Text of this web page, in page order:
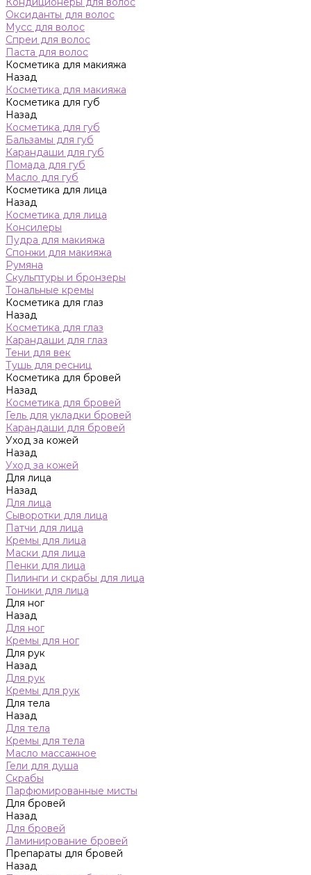
Оксиданты для волос
Мусс для волос
Спреи для волос
Паста для волос
Косметика для макияжа
Назад
Косметика для макияжа
Косметика для губ
Назад
Косметика для губ
Бальзамы для губ
Карандаши для губ
Помада для губ
Масло для губ
Косметика для лица
Назад
Косметика для лица
Консилеры
Пудра для макияжа
Спонжи для макияжа
Румяна
Скульптуры и бронзеры
Тональные кремы
Косметика для глаз
Назад
Косметика для глаз
Карандаши для глаз
Тени для век
Тушь для ресниц
Косметика для бровей
Назад
Косметика для бровей
Гель для укладки бровей
Карандаши для бровей
Уход за кожей
Назад
Уход за кожей
Для лица
Назад
Для лица
Сыворотки для лица
Патчи для лица
Кремы для лица
Маски для лица
Пенки для лица
Пилинги и скрабы для лица
Тоники для лица
Для ног
Назад
Для ног
Кремы для ног
Для рук
Назад
Для рук
Кремы для рук
Для тела
Назад
Для тела
Кремы для тела
Масло массажное
Гели для душа
Скрабы
Парфюмированные мисты
Для бровей
Назад
Для бровей
Ламинирование бровей
Препараты для бровей
Назад